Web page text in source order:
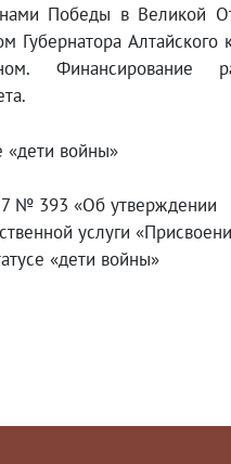
Победы в Великой
Губернатора Алтайского
Финансирование
«дети войны»
№ 393 «Об утверждении
услуги
«дети войны»